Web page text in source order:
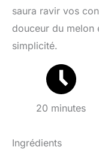
saura ravir vos
douceur du melon
simplicité.
20 minutes
Ingrédients